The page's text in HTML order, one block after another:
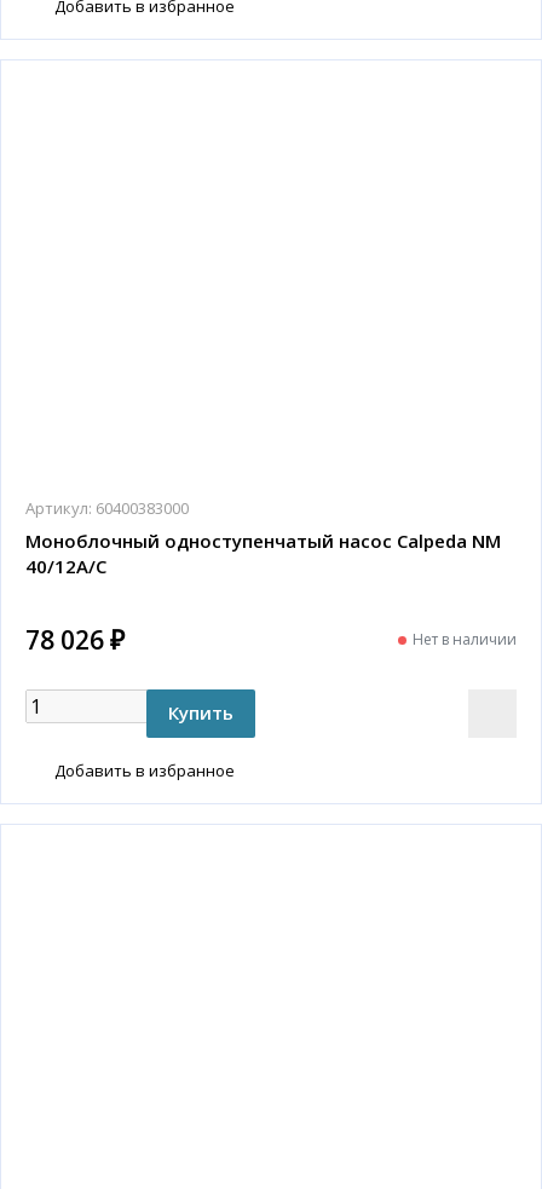
Добавить в избранное
Артикул: 60400383000
Моноблочный одноступенчатый насос Calpeda NM
40/12A/C
78 026 ₽ Нет в наличии
Добавить в избранное